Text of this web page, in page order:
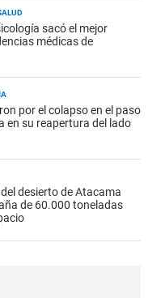
sacó el mejor
médicas de
por el colapso en el paso
en su reapertura del lado
desierto de Atacama
de 60.000 toneladas